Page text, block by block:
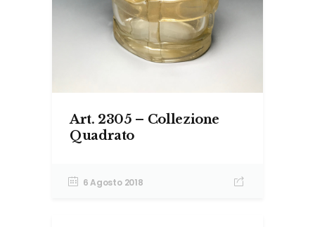
Art. 2305 – Collezione
Quadrato
6 Agosto 2018